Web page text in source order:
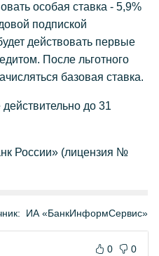
особая ставка - 5,9%
подпиской
действовать первые
После льготного
базовая ставка.
до 31
России» (лицензия №
ИА «БанкИнформСервис»
0 0